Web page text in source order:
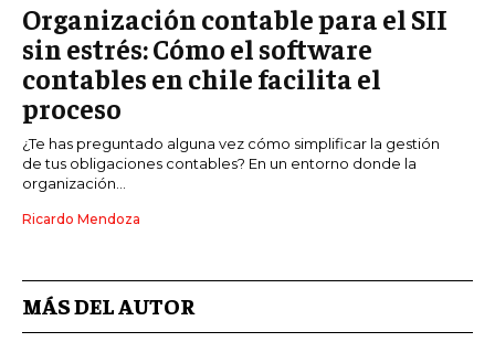
Organización contable para el SII
sin estrés: Cómo el software
contables en chile facilita el
proceso
¿Te has preguntado alguna vez cómo simplificar la gestión
de tus obligaciones contables? En un entorno donde la
organización...
Ricardo Mendoza
MÁS DEL AUTOR